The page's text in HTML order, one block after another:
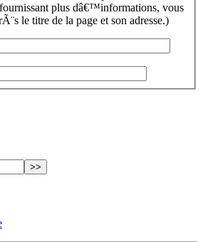
plus dâ€™informations, vous
le titre de la page et son adresse.)